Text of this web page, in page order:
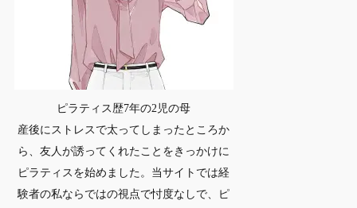
ピラティス歴7年の2児の母
産後にストレスで太ってしまったところか
ら、友人が誘ってくれたことをきっかけに
ピラティスを始めました。当サイトでは経
験者の私ならではの視点で忖度なしで、ピ